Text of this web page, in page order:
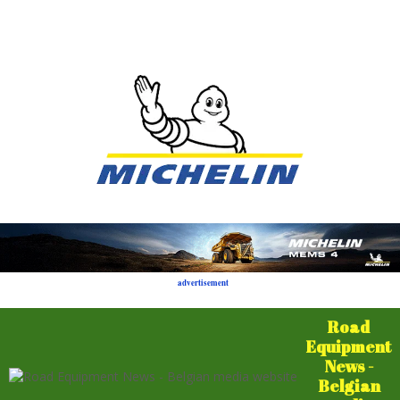
advertisement
Road
Equipment
News -
Belgian